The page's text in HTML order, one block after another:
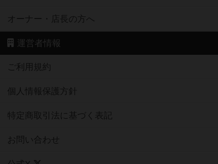
オーナー・店長の方へ
運営者情報
ご利用規約
個人情報保護方針
特定商取引法に基づく表記
お問い合わせ